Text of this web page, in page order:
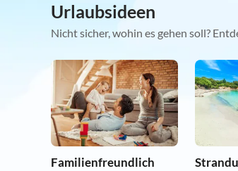
Urlaubsideen
Nicht sicher, wohin es gehen soll?
Familienfreundlich